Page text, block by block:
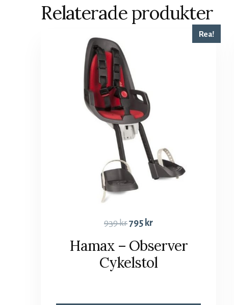
Relaterade produkter
Rea!
939kr795 kr
Hamax – Observer
Cykelstol